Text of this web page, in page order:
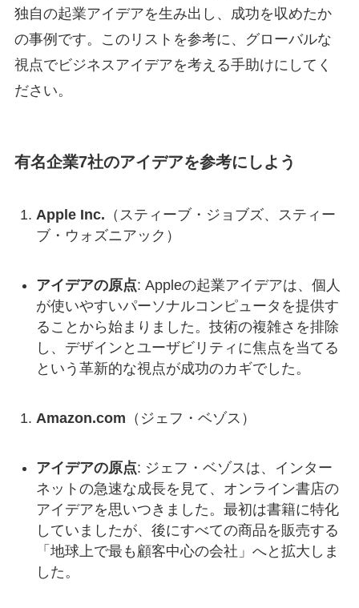
独自の起業アイデアを生み出し、成功を収めたか
の事例です。このリストを参考に、グローバルな
視点でビジネスアイデアを考える手助けにしてく
ださい。
有名企業7社のアイデアを参考にしよう
Apple Inc. （スティーブ・ジョブズ、スティー
ブ・ウォズニアック）
アイデアの原点: Appleの起業アイデアは、個人
が使いやすいパーソナルコンピュータを提供す
ることから始まりました。技術の複雑さを排除
し、デザインとユーザビリティに焦点を当てる
という革新的な視点が成功のカギでした。
Amazon.com （ジェフ・ベゾス）
アイデアの原点: ジェフ・ベゾスは、インター
ネットの急速な成長を見て、オンライン書店の
アイデアを思いつきました。最初は書籍に特化
していましたが、後にすべての商品を販売する
「地球上で最も顧客中心の会社」へと拡大しま
した。